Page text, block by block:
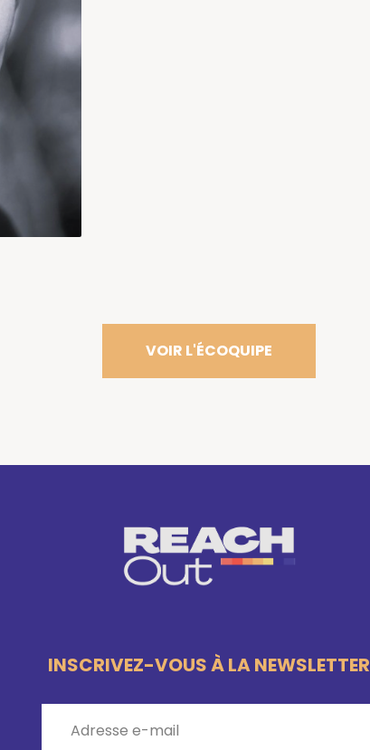
VOIR L'ÉCOQUIPE
INSCRIVEZ-VOUS À LA NEWSLETTER